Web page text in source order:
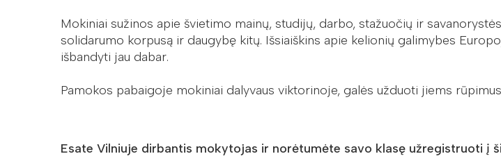
Mokiniai sužinos apie švietimo mainų, studijų, darbo, stažuočių ir
solidarumo korpusą ir daugybę kitų. Išsiaiškins apie kelionių galimybes
išbandyti jau dabar.
Pamokos pabaigoje mokiniai dalyvaus viktorinoje, galės užduoti jiems
Esate Vilniuje dirbantis mokytojas ir norėtumėte savo klasę užregistruoti į